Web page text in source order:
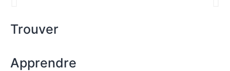
Trouver
Apprendre